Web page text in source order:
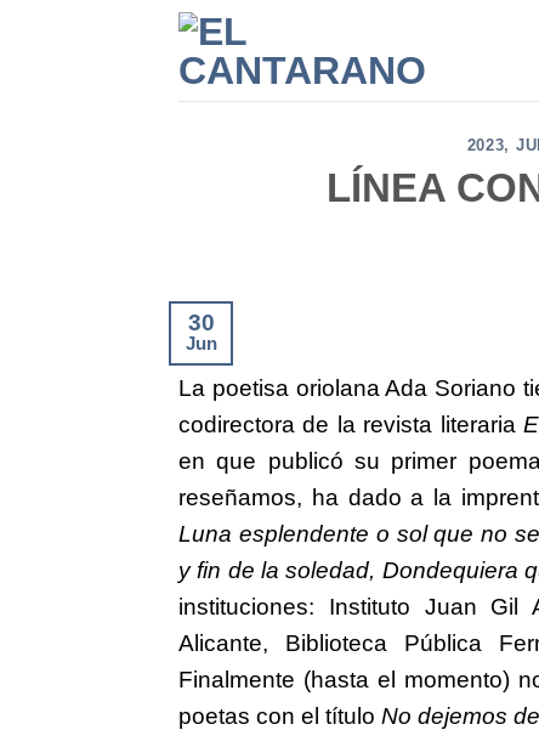
2023,
LÍNEA
30
Jun
La poetisa oriolana Ada Soriano
codirectora de la revista literaria
en que publicó su primer
reseñamos, ha dado a la
Luna esplendente o sol que no
y fin de la soledad, Dondequiera
instituciones: Instituto Juan
Alicante, Biblioteca Pública
Finalmente (hasta el momento)
poetas con el título No dejemos